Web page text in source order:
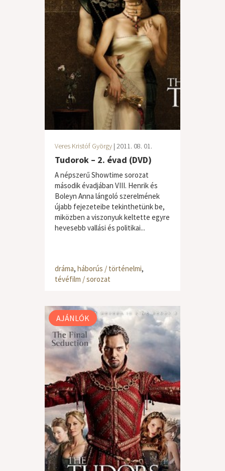
Veres Kristóf György | 2011. 08. 01.
Tudorok – 2. évad (DVD)
A népszerű Showtime sorozat
második évadjában VIII. Henrik és
Boleyn Anna lángoló szerelmének
újabb fejezeteibe tekinthetünk be,
miközben a viszonyuk keltette egyre
hevesebb vallási és politikai...
dráma, háborús / történelmi,
tévéfilm / sorozat
AJÁNLÓK